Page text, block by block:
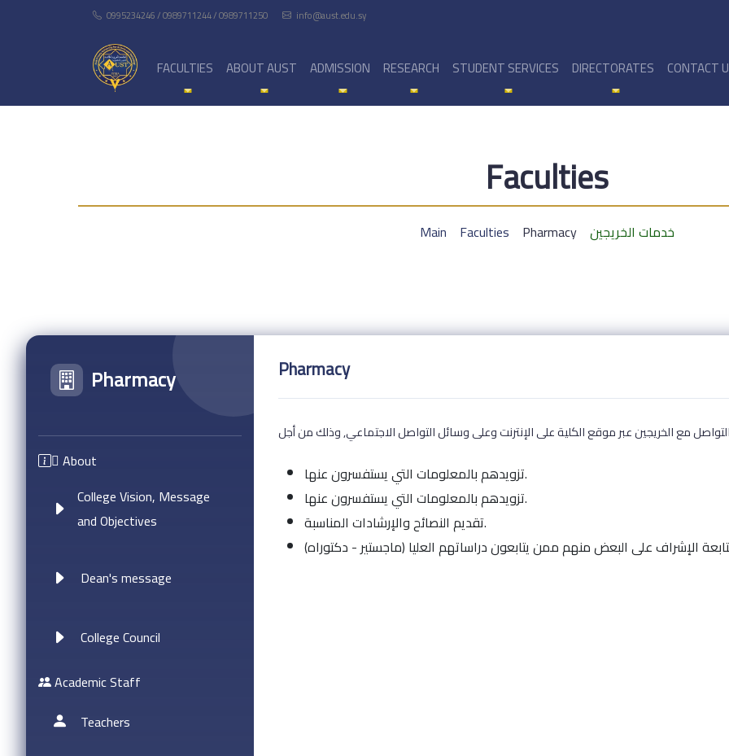
0995234246 / 0989711244 / 0989711250 info@aust.edu.sy
FACULTIES ABOUT AUST ADMISSION RESEARCH STUDENT SERVICES DIRECTORATES CONTACT
Faculties
Main Faculties Pharmacy خدمات الخريجين
Pharmacy
ِAbout
College Vision, Message
and Objectives
Dean's message
College Council
Academic Staff
Teachers
Pharmacy
تزويدهم بالمعلومات التي يستفسرون عنها.
تزويدهم بالمعلومات التي يستفسرون عنها.
تقديم النصائح والإرشادات المناسبة.